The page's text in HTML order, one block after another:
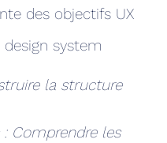
des objectifs UX
design system
la structure
Comprendre les